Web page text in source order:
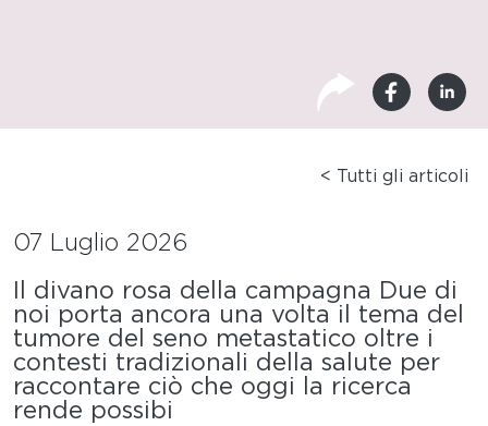
< Tutti gli articoli
07 Luglio 2026
Il divano rosa della campagna Due di
noi porta ancora una volta il tema del
tumore del seno metastatico oltre i
contesti tradizionali della salute per
raccontare ciò che oggi la ricerca
rende possibi